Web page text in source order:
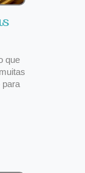
que
para
e
tudo